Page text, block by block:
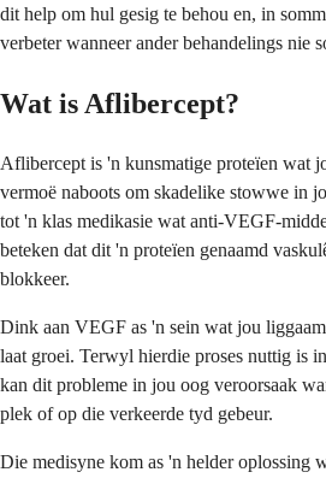
dit help om hul gesig te behou en, in
verbeter wanneer ander behandelings nie
Wat is Aflibercept?
Aflibercept is 'n kunsmatige proteïen wat
vermoë naboots om skadelike stowwe in
tot 'n klas medikasie wat anti-VEGF-
beteken dat dit 'n proteïen genaamd
blokkeer.
Dink aan VEGF as 'n sein wat jou
laat groei. Terwyl hierdie proses nuttig is
kan dit probleme in jou oog veroorsaak
plek of op die verkeerde tyd gebeur.
Die medisyne kom as 'n helder oplossing